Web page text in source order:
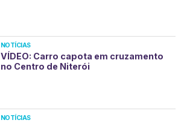
NOTÍCIAS
VÍDEO: Carro capota em cruzamento
no Centro de Niterói
NOTÍCIAS